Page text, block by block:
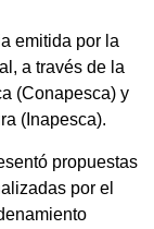
emitida por la
a través de la
(Conapesca) y
(Inapesca).
propuestas
por el